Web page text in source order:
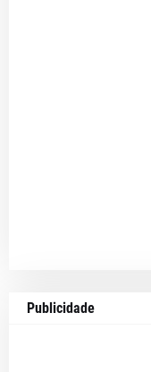
Publicidade